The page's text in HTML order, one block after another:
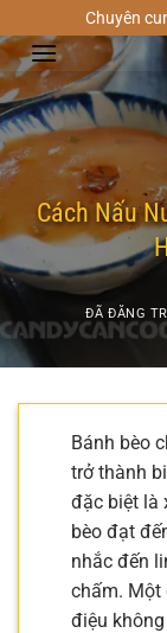
đến
nội
dung
Chuyên
Cách Nấu
ĐÃ ĐĂNG
Bánh bèo
trở thành
đặc biệt là
bèo đạt
nhắc đến
chấm. Một
điệu